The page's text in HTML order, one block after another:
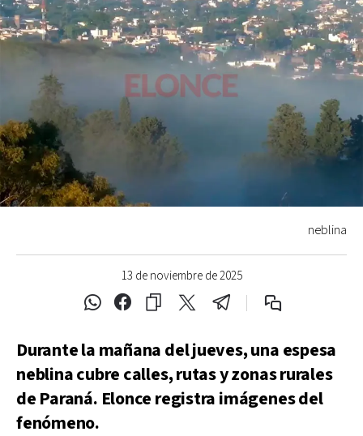
13 de noviembre de 2025
neblina
Durante la mañana del jueves, una espesa
neblina cubre calles, rutas y zonas rurales
de Paraná. Elonce registra imágenes del
fenómeno.